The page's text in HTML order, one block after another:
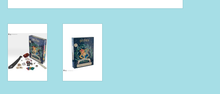
Wens & Postkaarten
Feest
Merken